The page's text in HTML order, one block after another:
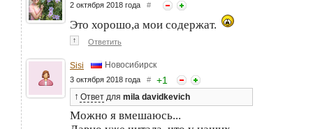
2 октября 2018 года #
Это хорошо,а мои содержат.
↑ Ответить
Sisi Новосибирск
3 октября 2018 года # +1
↑ Ответ для mila davidkevich
Можно я вмешаюсь...